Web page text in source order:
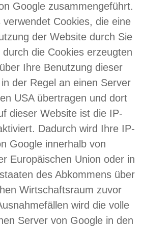
Google zusammengeführt.
verwendet Cookies, die eine
der Website durch Sie
die Cookies erzeugten
Ihre Benutzung dieser
der Regel an einen Server
USA übertragen und dort
dieser Website ist die IP-
Dadurch wird Ihre IP-
Google innerhalb von
Europäischen Union oder in
des Abkommens über
Wirtschaftsraum zuvor
wird die volle
Server von Google in den